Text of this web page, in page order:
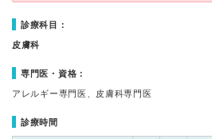
診療科目：
皮膚科
専門医・資格：
アレルギー専門医、皮膚科専門医
診療時間